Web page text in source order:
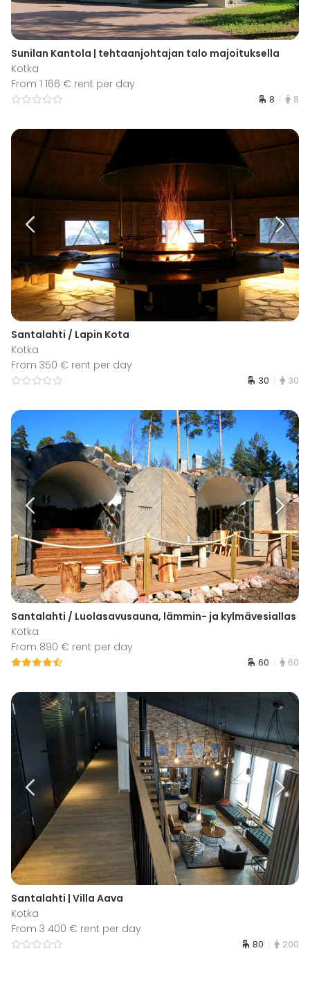
Sunilan Kantola | tehtaanjohtajan talo majoituksella
Kotka
From 1 166 € rent per day
8 8
Santalahti / Lapin Kota
Kotka
From 350 € rent per day
30 30
Santalahti / Luolasavusauna, lämmin- ja kylmävesiallas
Kotka
From 890 € rent per day
60 60
Santalahti | Villa Aava
Kotka
From 3 400 € rent per day
80 200